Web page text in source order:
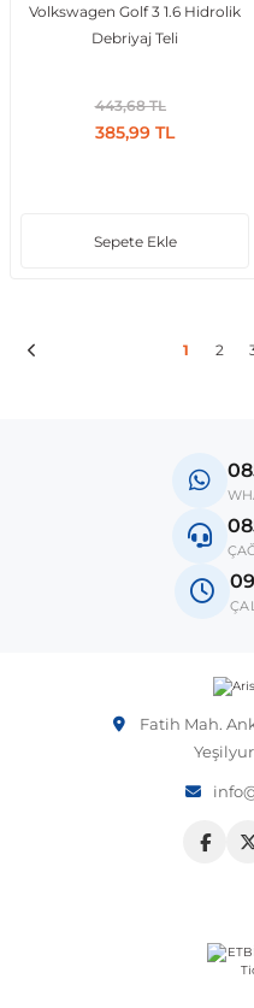
Volkswagen Golf 3 1.6 Hidrolik
Debriyaj Teli
443,68 TL
385,99 TL
Sepete Ekle
1 2
Fatih Mah.